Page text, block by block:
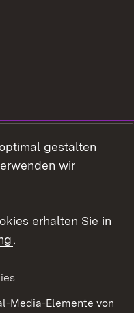
gestalten
wir
erhalten Sie in
.
Media-Elemente von